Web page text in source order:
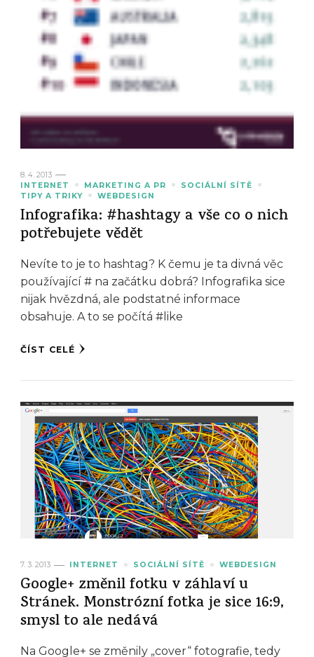
8. 4. 2013
INTERNET
MARKETING A PR
SOCIÁLNÍ SÍTĚ
TIPY A TRIKY
WEBDESIGN
Infografika: #hashtagy a vše co o nich
potřebujete vědět
Nevíte to je to hashtag? K čemu je ta divná věc
používající # na začátku dobrá? Infografika sice
nijak hvězdná, ale podstatné informace
obsahuje. A to se počítá #like
ČÍST CELÉ
7. 3. 2013 INTERNET SOCIÁLNÍ SÍTĚ WEBDESIGN
Google+ změnil fotku v záhlaví u
Stránek. Monstrózní fotka je sice 16:9,
smysl to ale nedává
Na Google+ se změnily „cover“ fotografie, tedy